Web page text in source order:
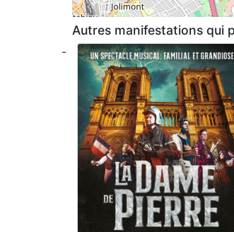
Autres manifestations qui
-